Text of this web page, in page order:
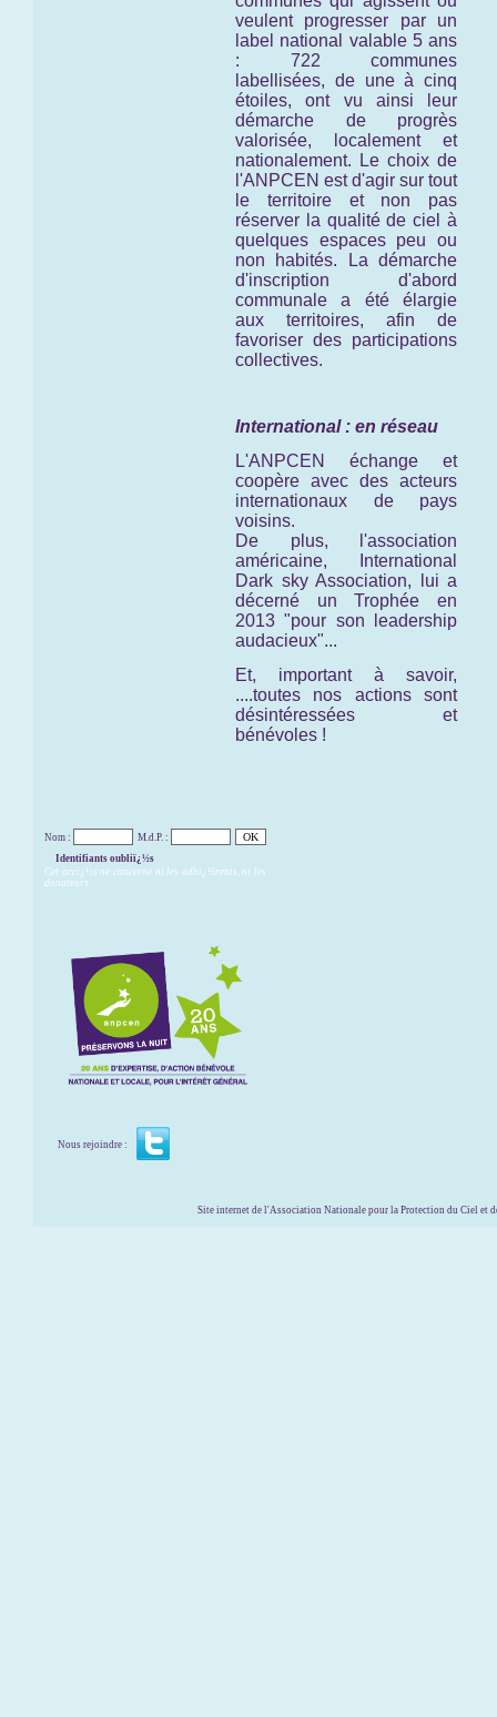
veulent progresser par un
label national valable 5 ans
: 722 communes
labellisées, de une à cinq
étoiles, ont vu ainsi leur
démarche de progrès
valorisée, localement et
nationalement. Le choix de
l'ANPCEN est d'agir sur tout
le territoire et non pas
réserver la qualité de ciel à
quelques espaces peu ou
non habités. La démarche
d'inscription d'abord
communale a été élargie
aux territoires, afin de
favoriser des participations
collectives.
International : en réseau
L'ANPCEN échange et
coopère avec des acteurs
internationaux de pays
voisins.
De plus, l'association
américaine,
International
Dark sky Association,
lui a
décerné un Trophée en
2013 "pour son leadership
audacieux"...
Et, important à savoir,
....toutes nos actions sont
désintéressées et
bénévoles !
Nom :
M.d.P. :
Identifiants oubliï¿½s
Cet accï¿½s ne concerne ni les adhï¿½rents, ni les
donateurs
Nous rejoindre :
Site internet de l'Association Nationale pour la Protection du Ciel et de